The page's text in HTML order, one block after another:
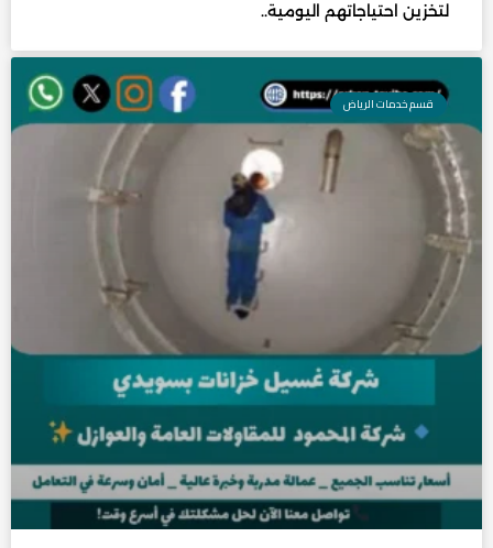
لتخزين احتياجاتهم اليومية..
قسم خدمات الرياض